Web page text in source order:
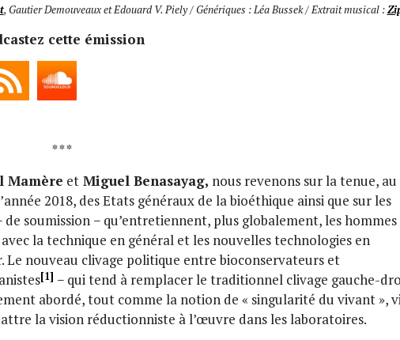
, Gautier Demouveaux et Edouard V. Piely / Génériques : Léa Bussek / Extrait musical :
cette émission
* * *
Mamère etMiguel Benasayag, nous revenons sur la tenue, au
2018, des Etats généraux de la bioéthique ainsi que sur les
soumission − qu’entretiennent, plus globalement, les hommes
la technique en général et les nouvelles technologies en
Le nouveau clivage politique entre bioconservateurs et
[1] − qui tend à remplacer le traditionnel clivage gauche-
abordé, tout comme la notion de « singularité du vivant »,
la vision réductionniste à l’œuvre dans les laboratoires.